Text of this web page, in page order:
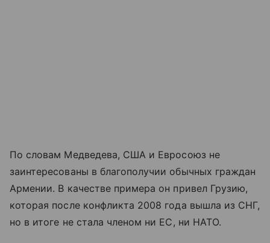
По словам Медведева, США и Евросоюз не
заинтересованы в благополучии обычных граждан
Армении. В качестве примера он привел Грузию,
которая после конфликта 2008 года вышла из СНГ,
но в итоге не стала членом ни ЕС, ни НАТО.